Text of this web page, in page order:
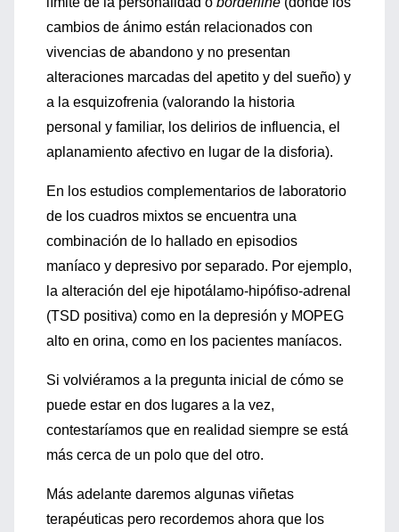
cambios de ánimo están relacionados con
vivencias de abandono y no presentan
alteraciones marcadas del apetito y del sueño) y
a la esquizofrenia (valorando la historia
personal y familiar, los delirios de influencia, el
aplanamiento afectivo en lugar de la disforia).
En los estudios complementarios de laboratorio
de los cuadros mixtos se encuentra una
combinación de lo hallado en episodios
maníaco y depresivo por separado. Por ejemplo,
la alteración del eje hipotálamo-hipófiso-adrenal
(TSD positiva) como en la depresión y MOPEG
alto en orina, como en los pacientes maníacos.
Si volviéramos a la pregunta inicial de cómo se
puede estar en dos lugares a la vez,
contestaríamos que en realidad siempre se está
más cerca de un polo que del otro.
Más adelante daremos algunas viñetas
terapéuticas pero recordemos ahora que los